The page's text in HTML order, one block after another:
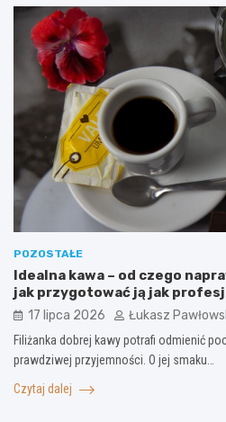
POZOSTAŁE
Idealna kawa – od czego
jak przygotować ją jak
17 lipca 2026 Łukasz
Filiżanka dobrej kawy potrafi odmienić
prawdziwej przyjemności. O jej smaku…
Czytaj dalej